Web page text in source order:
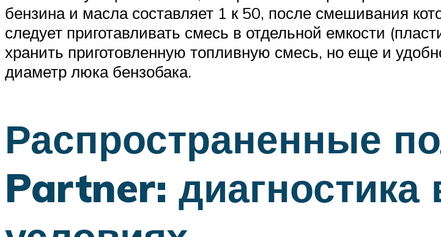
бензина и масла составляет 1 к 50, после смешивания
следует приготавливать смесь в отдельной емкости
хранить приготовленную топливную смесь, но еще и
диаметр люка бензобака.
Распространенные
Partner: